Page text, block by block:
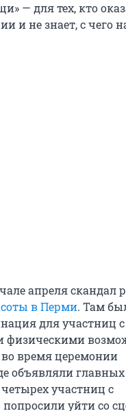
— для тех, кто
и не знает, с чего
апреля скандал
в Перми. Там
для участниц с
физическими
время церемонии
объявляли главных
участниц с
уйти со